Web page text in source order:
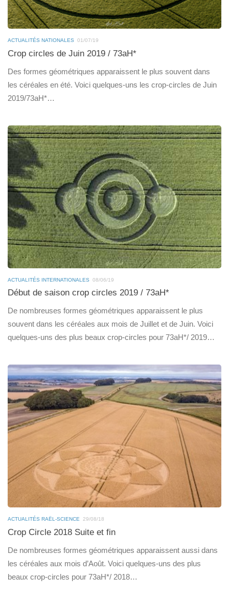
ACTUALITÉS NATIONALES 01/07/19
Crop circles de Juin 2019 / 73aH*
Des formes géométriques apparaissent le plus souvent dans
les céréales en été. Voici quelques-uns les crop-circles de Juin
2019/73aH*…
ACTUALITÉS INTERNATIONALES 08/06/19
Début de saison crop circles 2019 / 73aH*
De nombreuses formes géométriques apparaissent le plus
souvent dans les céréales aux mois de Juillet et de Juin. Voici
quelques-uns des plus beaux crop-circles pour 73aH*/ 2019…
ACTUALITÉS RAËL-SCIENCE 29/08/18
Crop Circle 2018 Suite et fin
De nombreuses formes géométriques apparaissent aussi dans
les céréales aux mois d’Août. Voici quelques-uns des plus
beaux crop-circles pour 73aH*/ 2018…